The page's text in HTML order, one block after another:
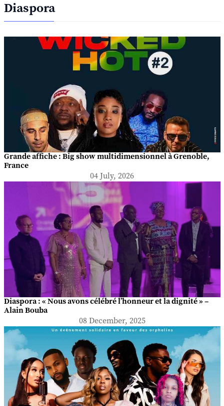
Diaspora
Grande affiche : Big show multidimensionnel à Grenoble,
France
04 July, 2026
Diaspora : « Nous avons célébré l’honneur et la dignité » –
Alain Bouba
08 December, 2025